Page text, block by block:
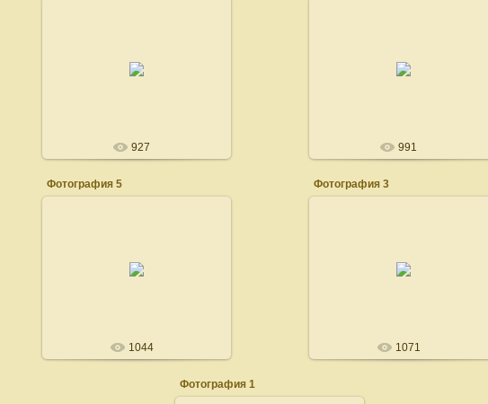
927 991
Фотография 5
1044
Фотография 3
1071
Фотография 1